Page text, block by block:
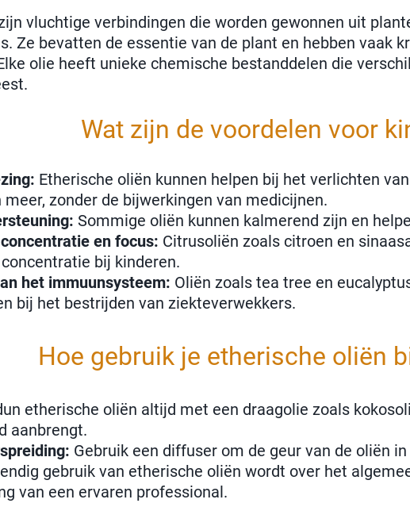
vluchtige verbindingen die worden gewonnen uit
Ze bevatten de essentie van de plant en hebben vaak
olie heeft unieke chemische bestanddelen die
Wat zijn de voordelen voor
Etherische oliën kunnen helpen bij het verlichten
zonder de bijwerkingen van medicijnen.
Sommige oliën kunnen kalmerend zijn en
en focus: Citrusoliën zoals citroen en
bij kinderen.
het immuunsysteem: Oliën zoals tea tree en
bij het bestrijden van ziekteverwekkers.
Hoe gebruik je etherische oliën
etherische oliën altijd met een draagolie zoals
aanbrengt.
Gebruik een diffuser om de geur van de oliën
gebruik van etherische oliën wordt over het
van een ervaren professional.